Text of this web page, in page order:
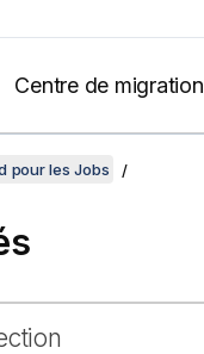
Centre de migration
pour les Jobs